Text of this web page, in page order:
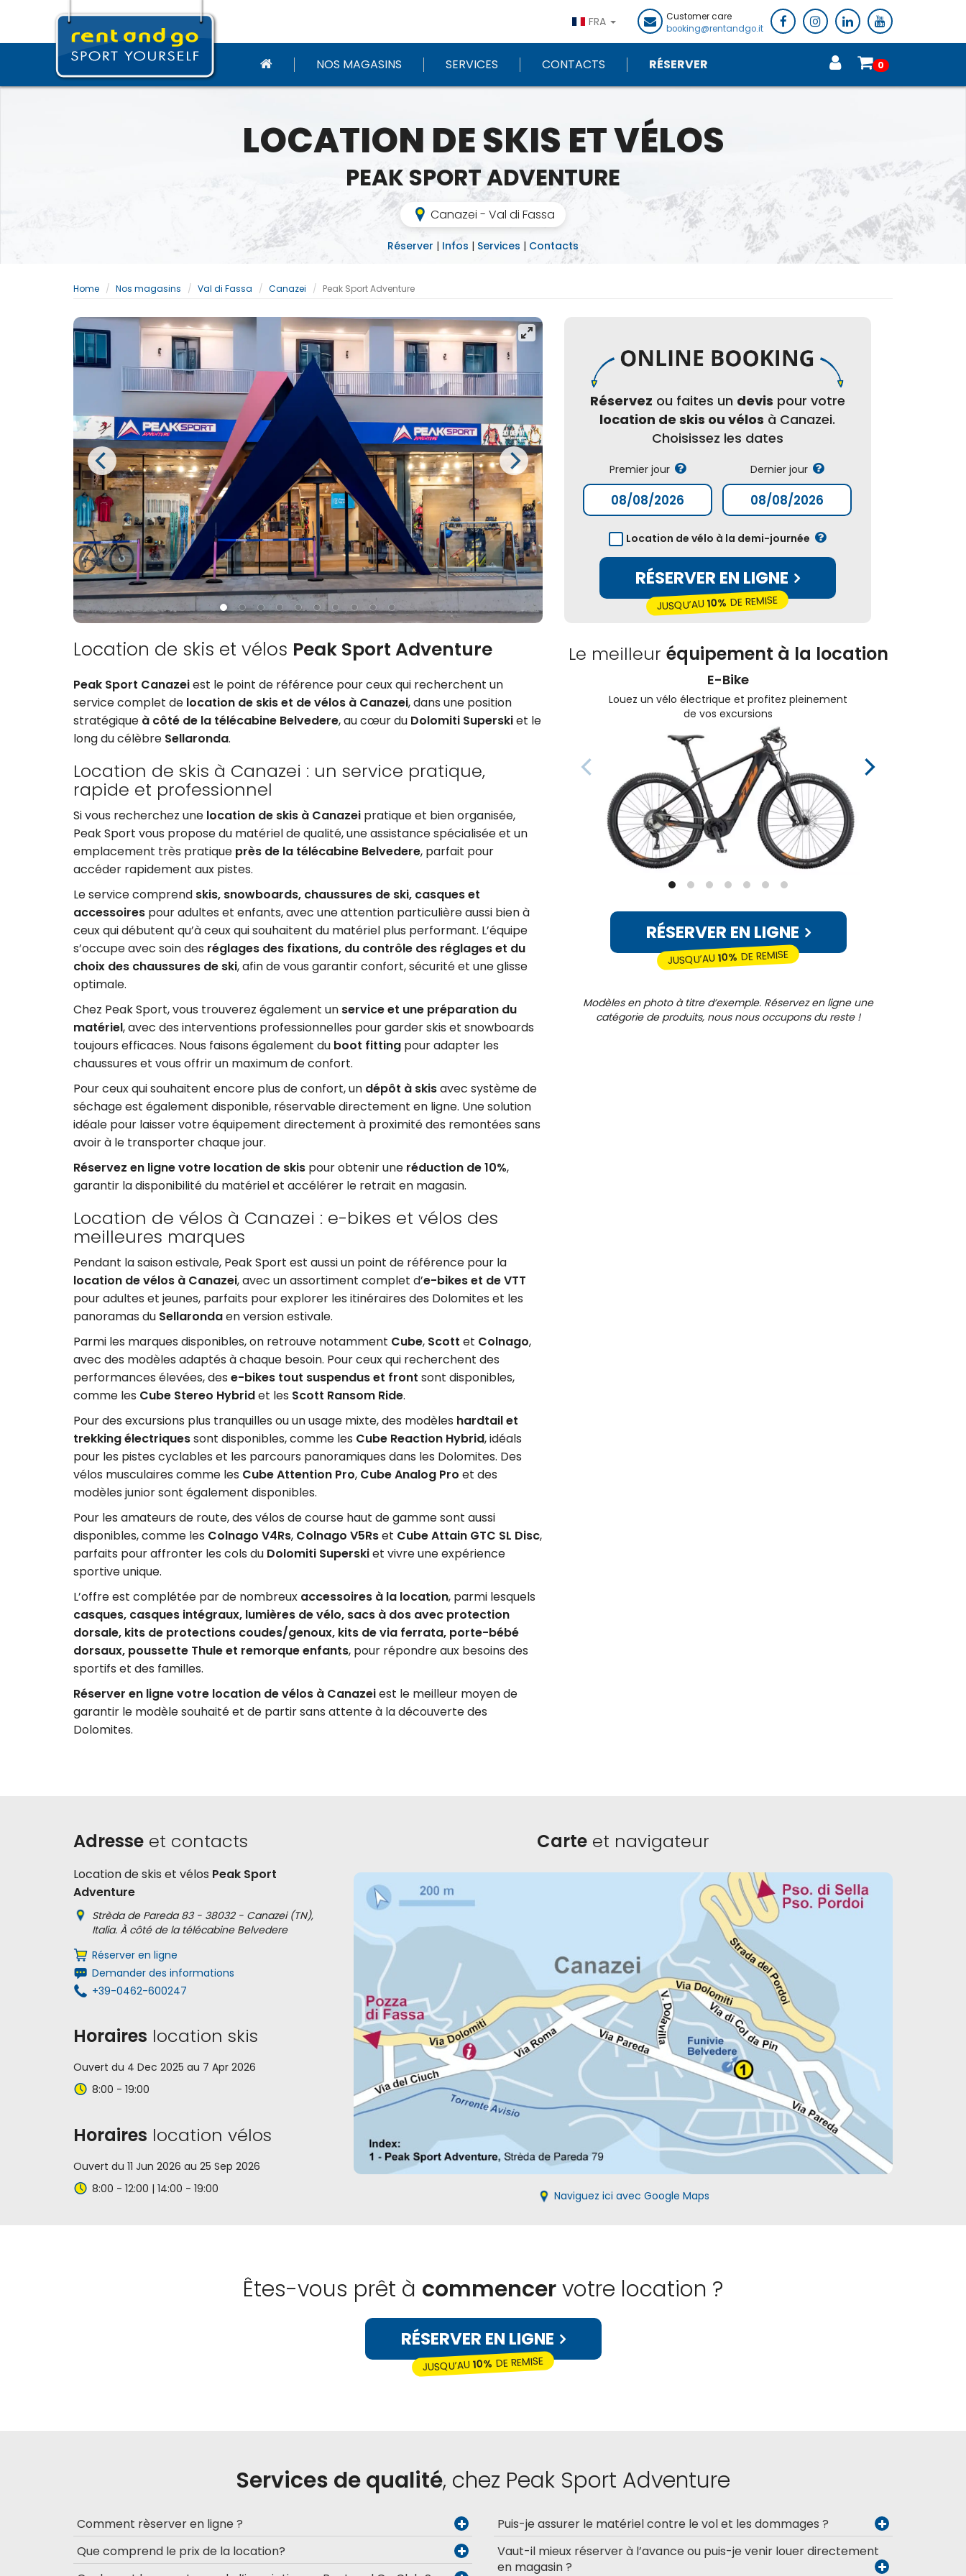
FRA
Customer care
booking@rentandgo.it
NOS MAGASINS SERVICES CONTACTS RÉSERVER 0
LOCATION DE SKIS ET VÉLOS
PEAK SPORT ADVENTURE
Canazei - Val di Fassa
Réserver | Infos | Services | Contacts
Home Nos magasins Val di Fassa Canazei Peak Sport Adventure
Réservez ou faites un devis pour votre
location de skis ou vélos à Canazei.
Choisissez les dates
Premier jour Dernier jour
Location de vélo à la demi-journée
RÉSERVER EN LIGNE
JUSQU’AU10% DE REMISE
Location de skis et vélos Peak Sport Adventure
Peak Sport Canazeiest le point de référence pour ceux qui recherchent un
service complet de location de skis et de vélos à Canazei, dans une position
stratégique à côté de la télécabine Belvedere, au cœur du Dolomiti Superskiet le
long du célèbre Sellaronda.
Location de skis à Canazei : un service pratique,
rapide et professionnel
Si vous recherchez une location de skis à Canazei pratique et bien organisée,
Peak Sport vous propose du matériel de qualité, une assistance spécialisée et un
emplacement très pratique près de la télécabine Belvedere, parfait pour
accéder rapidement aux pistes.
Le service comprend skis, snowboards, chaussures de ski, casques et
accessoires pour adultes et enfants, avec une attention particulière aussi bien à
ceux qui débutent qu’à ceux qui souhaitent du matériel plus performant. L’équipe
s’occupe avec soin des réglages des fixations, du contrôle des réglages et du
choix des chaussures de ski, afin de vous garantir confort, sécurité et une glisse
optimale.
Chez Peak Sport, vous trouverez également un service et une préparation du
matériel, avec des interventions professionnelles pour garder skis et snowboards
toujours efficaces. Nous faisons également du boot fitting pour adapter les
chaussures et vous offrir un maximum de confort.
Pour ceux qui souhaitent encore plus de confort, un dépôt à skisavec système de
séchage est également disponible, réservable directement en ligne. Une solution
idéale pour laisser votre équipement directement à proximité des remontées sans
avoir à le transporter chaque jour.
Réservez en ligne votre location de skis pour obtenir une réduction de 10%,
garantir la disponibilité du matériel et accélérer le retrait en magasin.
Location de vélos à Canazei : e-bikes et vélos des
meilleures marques
Pendant la saison estivale, Peak Sport est aussi un point de référence pour la
location de vélos à Canazei, avec un assortiment complet d’e-bikes et de VTT
pour adultes et jeunes, parfaits pour explorer les itinéraires des Dolomites et les
panoramas du Sellarondaen version estivale.
Parmi les marques disponibles, on retrouve notamment Cube, Scott et Colnago,
avec des modèles adaptés à chaque besoin. Pour ceux qui recherchent des
performances élevées, des e-bikes tout suspendus et front sont disponibles,
comme les Cube Stereo Hybridet les Scott Ransom Ride.
Pour des excursions plus tranquilles ou un usage mixte, des modèles hardtail et
trekking électriquessont disponibles, comme les Cube Reaction Hybrid, idéals
pour les pistes cyclables et les parcours panoramiques dans les Dolomites. Des
vélos musculaires comme les Cube Attention Pro, Cube Analog Pro et des
modèles junior sont également disponibles.
Pour les amateurs de route, des vélos de course haut de gamme sont aussi
disponibles, comme les Colnago V4Rs, Colnago V5Rset Cube Attain GTC SL Disc,
parfaits pour affronter les cols du Dolomiti Superskiet vivre une expérience
sportive unique.
L’offre est complétée par de nombreux accessoires à la location, parmi lesquels
casques, casques intégraux, lumières de vélo, sacs à dos avec protection
dorsale, kits de protections coudes/genoux, kits de via ferrata, porte-bébé
dorsaux, poussette Thule et remorque enfants, pour répondre aux besoins des
sportifs et des familles.
Réserver en ligne votre location de vélos à Canazeiest le meilleur moyen de
garantir le modèle souhaité et de partir sans attente à la découverte des
Dolomites.
Le meilleur équipement à la location
E-Bike
Louez un vélo électrique et profitez pleinement
de vos excursions
RÉSERVER EN LIGNE
JUSQU’AU10% DE REMISE
Modèles en photo à titre d’exemple. Réservez en ligne une
catégorie de produits, nous nous occupons du reste !
Adresse et contacts
Location de skis et vélos Peak Sport
Adventure
Strèda de Pareda 83 - 38032 - Canazei (TN),
Italia. À côté de la télécabine Belvedere
Réserver en ligne
Demander des informations
+39-0462-600247
Horaires location skis
Ouvert du 4 Dec 2025 au 7 Apr 2026
8:00 - 19:00
Horaires location vélos
Ouvert du 11 Jun 2026 au 25 Sep 2026
8:00 - 12:00 | 14:00 - 19:00
Carte et navigateur
Naviguez ici avec Google Maps
Êtes-vous prêt à commencervotre location ?
RÉSERVER EN LIGNE
JUSQU’AU10% DE REMISE
Services de qualité, chez Peak Sport Adventure
Comment rèserver en ligne ?
Que comprend le prix de la location?
Puis-je assurer le matériel contre le vol et les dommages ?
Vaut-il mieux réserver à l’avance ou puis-je venir louer directement
en magasin ?